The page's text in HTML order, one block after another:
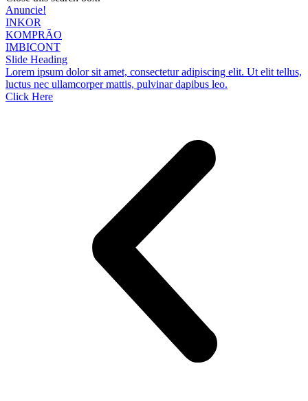
Anuncie!
INKOR
KOMPRÃO
IMBICONT
Slide Heading
Lorem ipsum dolor sit amet, consectetur adipiscing elit. Ut elit tellus,
luctus nec ullamcorper mattis, pulvinar dapibus leo.
Click Here